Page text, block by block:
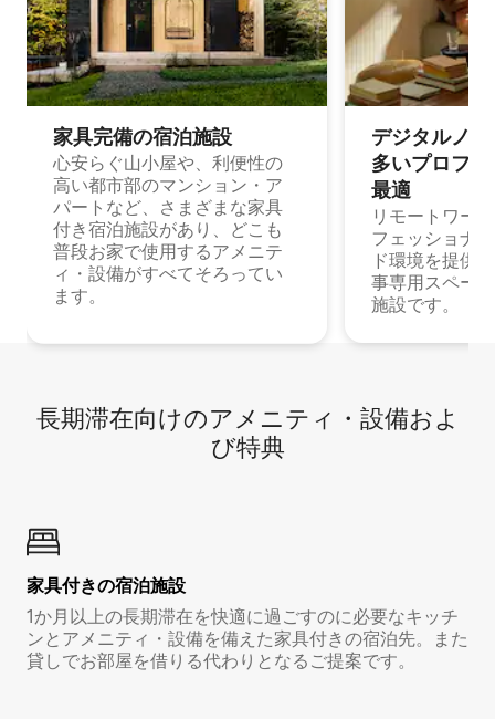
家具完備の宿⁠泊⁠施⁠設
心安らぐ山小屋や、利便性の
高い都市部のマンション・ア
パートなど、さまざまな家具
付き宿泊施設があり、どこも
普段お家で使用するアメニテ
ィ・設備がすべてそろってい
ます。
デジタルノ
多⁠いプ⁠ロ⁠フ⁠
最⁠適
リモートワー
フェッショナ
ド環境を提供
事専用スペー
施設です。
長期滞在向け⁠のア⁠メ⁠ニ⁠テ⁠ィ⁠・設⁠備⁠およ
び特⁠典
家具付き⁠の宿⁠泊⁠施⁠設
1か月以上の長期滞在を快適に過ごすのに必要なキッチ
ンとアメニティ・設備を備えた家具付きの宿泊先。また
貸しでお部屋を借りる代わりとなるご提案です。